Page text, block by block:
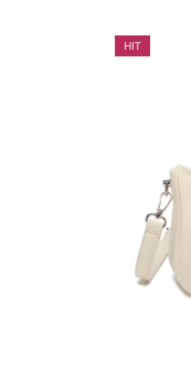
HIT